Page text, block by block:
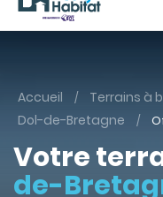
Accueil Terrains à
Dol-de-Bretagne
Votre
de-